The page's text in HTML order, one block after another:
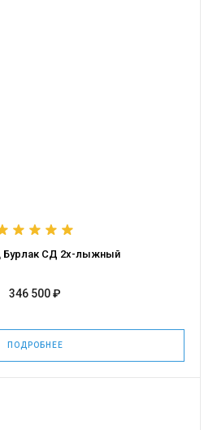
Бурлак СД 2х-лыжный
346 500 ₽
ПОДРОБНЕЕ